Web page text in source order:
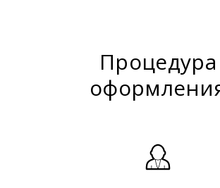
Процедура